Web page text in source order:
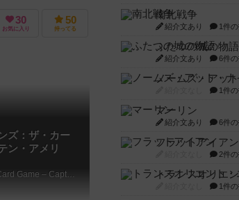
30
お気に入り
50
持ってる
ズ：ザ・カー
ン・アメリ
Marvel Champions: The Card Game – Captain America Hero Pack
南北戦争
紹介文あり 1件
ふたつの城の物語
紹介文あり 6件
ノームズ・アッ
1件
マーリン
紹介文あり 6件
フラットアイアン
2件
1件